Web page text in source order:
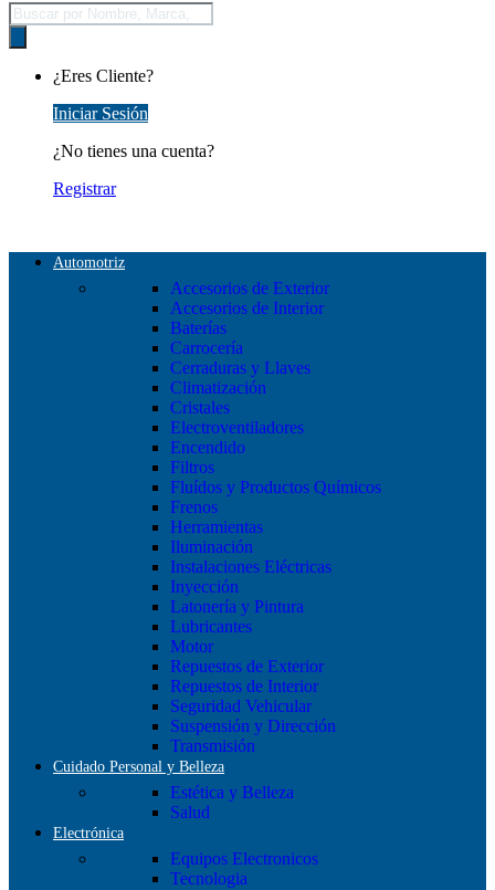
Búsqueda
de
productos
¿Eres Cliente?
Iniciar Sesión
¿No tienes una cuenta?
Registrar
Automotriz
Accesorios de Exterior
Accesorios de Interior
Baterías
Carrocería
Cerraduras y Llaves
Climatización
Cristales
Electroventiladores
Encendido
Filtros
Fluídos y Productos Químicos
Frenos
Herramientas
Iluminación
Instalaciones Eléctricas
Inyección
Latonería y Pintura
Lubricantes
Motor
Repuestos de Exterior
Repuestos de Interior
Seguridad Vehicular
Suspensión y Dirección
Transmisión
Cuidado Personal y Belleza
Estética y Belleza
Salud
Electrónica
Equipos Electronicos
Tecnologia